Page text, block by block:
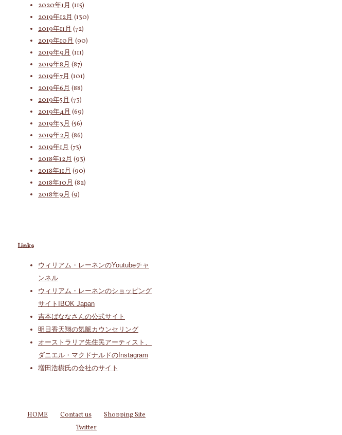
2020年1月 (115)
2019年12月 (130)
2019年11月 (72)
2019年10月 (90)
2019年9月 (111)
2019年8月 (87)
2019年7月 (101)
2019年6月 (88)
2019年5月 (73)
2019年4月 (69)
2019年3月 (56)
2019年2月 (86)
2019年1月 (73)
2018年12月 (93)
2018年11月 (90)
2018年10月 (82)
2018年9月 (9)
Links
ウィリアム・レーネンのYoutubeチャ
ンネル
ウィリアム・レーネンのショッピング
サイトIBOK Japan
吉本ばななさんの公式サイト
明日香天翔の気脈カウンセリング
オーストラリア先住民アーティスト、
ダニエル・マクドナルドのInstagram
増田浩樹氏の会社のサイト
HOME Contact us
Shopping Site
Twitter